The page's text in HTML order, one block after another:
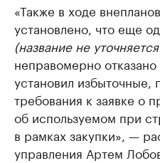
«Также в ходе
установлено, что еще
(название не
неправомерно
установил избыточные,
требования к заявке о
об используемом при
в рамках закупки», —
управления Артем